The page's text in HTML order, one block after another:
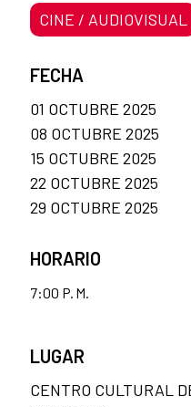
CINE / AUDIOVISUAL
FECHA
01 OCTUBRE 2025
08 OCTUBRE 2025
15 OCTUBRE 2025
22 OCTUBRE 2025
29 OCTUBRE 2025
HORARIO
7:00 P. M.
LUGAR
CENTRO CULTURAL